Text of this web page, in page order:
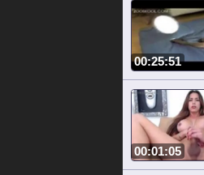
00:25:51
00:01:05